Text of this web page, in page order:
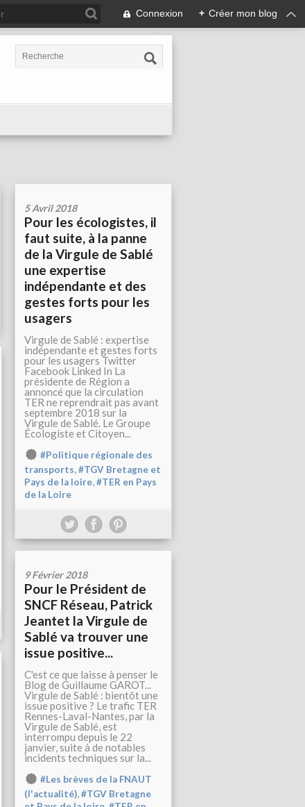
Connexion + Créer mon blog
5 Avril 2018
Pour les écologistes, il
faut suite, à la panne
de la Virgule de Sablé
une expertise
indépendante et des
gestes forts pour les
usagers
Virgule de Sablé : expertise
indépendante et gestes forts
pour les usagers Twitter
Facebook Linked In La
présidente de Région a
annoncé que la circulation
TER ne reprendrait pas avant
septembre 2018 sur la
Virgule de Sablé. Le Groupe
Écologiste et Citoyen...
#Politique régionale des
transports,#TGV Bretagne et
Pays de la loire,#TER en Pays
de la Loire
9 Février 2018
Pour le Président de
SNCF Réseau, Patrick
Jeantet la Virgule de
Sablé va trouver une
issue positive...
C'est ce que laisse à penser le
Blog de Guillaume GAROT...
Virgule de Sablé : bientôt une
issue positive ? Le trafic TER
Rennes-Laval-Nantes, par la
Virgule de Sablé, est
interrompu depuis le 22
janvier, suite à de notables
incidents techniques sur la...
#Les brèves de la FNAUT
(l'actualité),#TGV Bretagne